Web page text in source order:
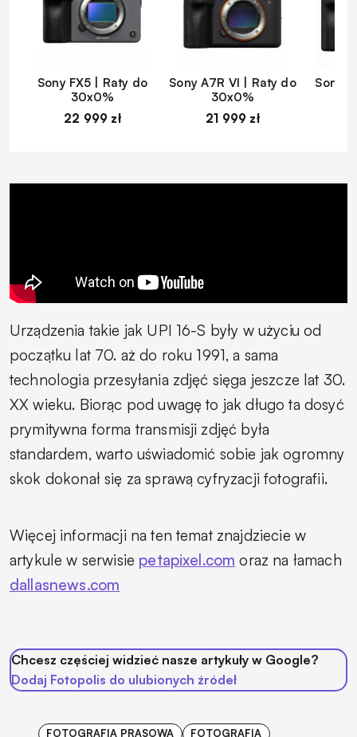
Sony FX5 | Raty do
30x0%
22 999 zł
Sony A7R VI | Raty do
30x0%
21 999 zł
Sony
Urządzenia takie jak UPI 16-S były w użyciu od
początku lat 70. aż do roku 1991, a sama
technologia przesyłania zdjęć sięga jeszcze lat 30.
XX wieku. Biorąc pod uwagę to jak długo ta dosyć
prymitywna forma transmisji zdjęć była
standardem, warto uświadomić sobie jak ogromny
skok dokonał się za sprawą cyfryzacji fotografii.
Więcej informacji na ten temat znajdziecie w
artykule w serwisie petapixel.com oraz na łamach
dallasnews.com
Chcesz częściej widzieć nasze artykuły w Google?
Dodaj Fotopolis do ulubionych źródeł
FOTOGRAFIA PRASOWA FOTOGRAFIA